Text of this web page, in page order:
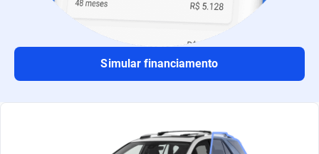
Simular financiamento